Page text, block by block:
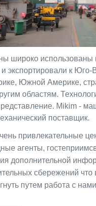
широко использованы
экспортировали к Юго-
Южной Америке,
областям.
Mikim -
поставщик.
привлекательные
агенты,
дополнительной
сбережений
путем работа с